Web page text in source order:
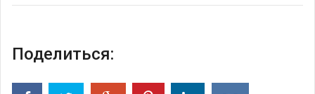
Поделиться: